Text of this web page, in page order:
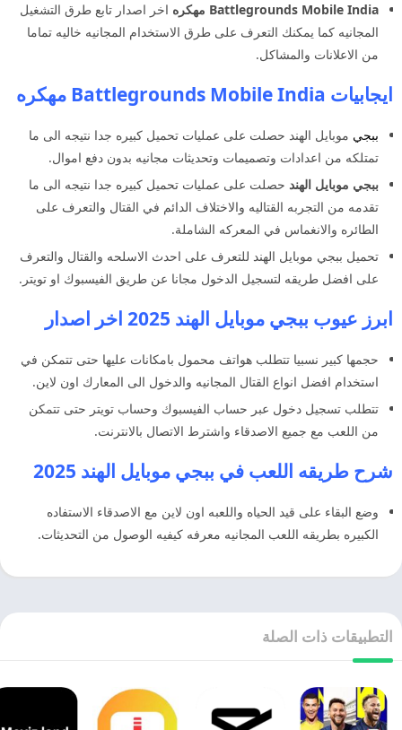
Battlegrounds Mobile India مهكره
اخر اصدار تابع طرق التشغيل
المجانيه كما يمكنك التعرف على طرق الاستخدام المجانيه خاليه تماما
من الاعلانات والمشاكل.
ايجابيات Battlegrounds Mobile India مهكره
ببجي موبايل الهند حصلت على عمليات تحميل كبيره جدا نتيجه الى ما
تمتلكه من اعدادات وتصميمات وتحديثات مجانيه بدون دفع اموال.
ببجي موبايل الهند حصلت على عمليات تحميل كبيره جدا نتيجه الى ما
تقدمه من التجربه القتاليه والاختلاف الدائم في القتال والتعرف على
الطائره والانغماس في المعركه الشاملة.
تحميل ببجي موبايل الهند للتعرف على احدث الاسلحه والقتال والتعرف
على افضل طريقه لتسجيل الدخول مجانا عن طريق الفيسبوك او تويتر.
ابرز عيوب ببجي موبايل الهند 2025 اخر اصدار
حجمها كبير نسبيا تتطلب هواتف محمول بامكانات عليها حتى تتمكن في
استخدام افضل انواع القتال المجانيه والدخول الى المعارك اون لاين.
تتطلب تسجيل دخول عبر حساب الفيسبوك وحساب تويتر حتى تتمكن
من اللعب مع جميع الاصدقاء واشترط الاتصال بالانترنت.
شرح طريقه اللعب في ببجي موبايل الهند 2025
وضع البقاء على قيد الحياه واللعبه اون لاين مع الاصدقاء الاستفاده
الكبيره بطريقه اللعب المجانيه معرفه كيفيه الوصول من التحديثات.
التطبيقات ذات الصلة